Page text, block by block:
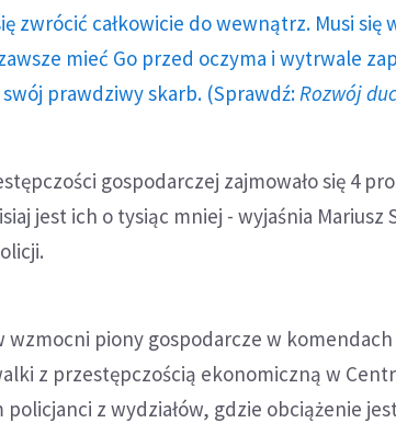
zwrócić całkowicie do wewnątrz. Musi się
mieć Go przed oczyma i wytrwale
prawdziwy skarb. (Sprawdź: Rozwój
gospodarczej zajmowało się 4
jest ich o tysiąc mniej - wyjaśnia Mariusz
piony gospodarcze w komendach
z przestępczością ekonomiczną w
z wydziałów, gdzie obciążenie